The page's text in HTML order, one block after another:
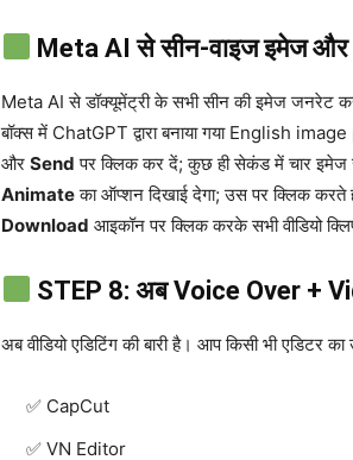
Meta AI से सीन-वाइज इमेज और
Meta AI से डॉक्यूमेंट्री के सभी सीन की इमेज जनरेट
बॉक्स में ChatGPT द्वारा बनाया गया English
और Send पर क्लिक कर दें; कुछ ही सेकंड में चार इमेज
Animateका ऑप्शन दिखाई देगा; उस पर क्लिक करते
Download आइकॉन पर क्लिक करके सभी वीडियो
STEP 8: अब Voice Over +
अब वीडियो एडिटिंग की बारी है। आप किसी भी एडिटर
CapCut
VN Editor